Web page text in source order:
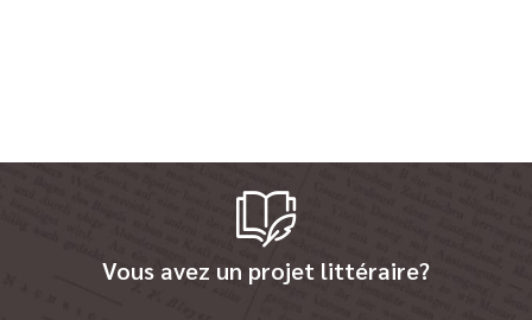
Vous avez un projet littéraire?